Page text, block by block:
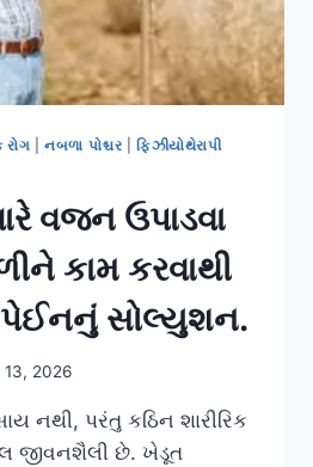
રોગ |નબળા પોશ્ચર |ફિઝીયોથેરાપી
વજન ઉપાડવા
કામ કરવાથી
પેઈનનું સોલ્યુશન.
13, 2026
નથી, પરંતુ કઠિન શારીરિક
જીવનશૈલી છે. ખેડૂત